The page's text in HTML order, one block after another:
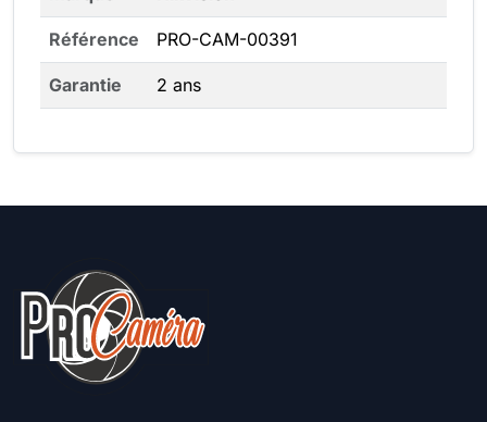
Référence PRO-CAM-00391
Garantie 2 ans